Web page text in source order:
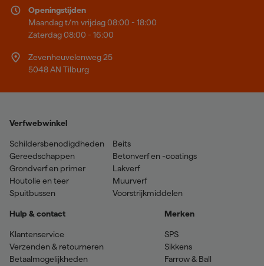
Openingstijden
Maandag t/m vrijdag 08:00 - 18:00
Zaterdag 08:00 - 16:00
Zevenheuvelenweg 25
5048 AN Tilburg
Verfwebwinkel
Schildersbenodigdheden
Gereedschappen
Grondverf en primer
Houtolie en teer
Spuitbussen
Beits
Betonverf en -coatings
Lakverf
Muurverf
Voorstrijkmiddelen
Hulp & contact
Klantenservice
Verzenden & retourneren
Betaalmogelijkheden
Merken
SPS
Sikkens
Farrow & Ball